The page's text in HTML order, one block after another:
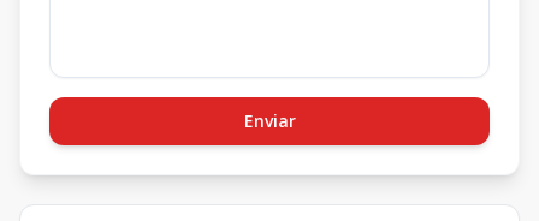
Enviar